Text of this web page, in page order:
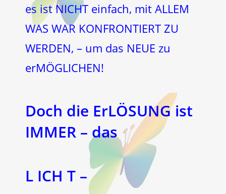
es ist NICHT einfach, mit ALLEM
WAS WAR KONFRONTIERT ZU
WERDEN, – um das NEUE zu
erMÖGLICHEN!
Doch die ErLÖSUNG ist
IMMER – das
L ICH T –